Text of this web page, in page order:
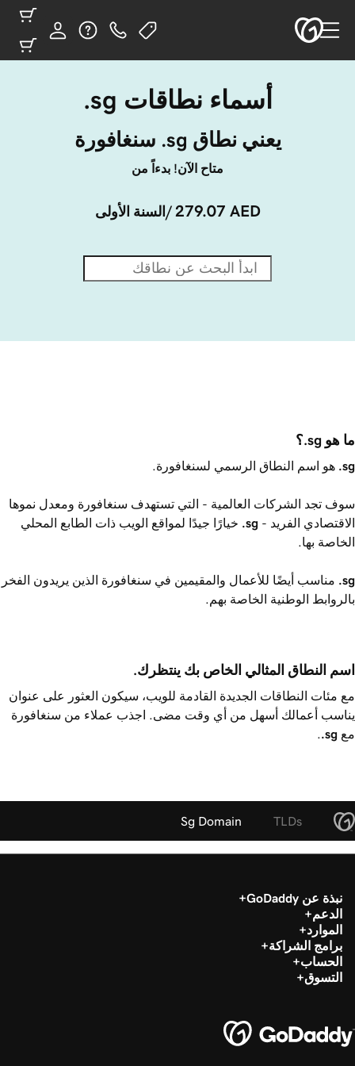
أسماء نطاقات ‎.sg
يعني نطاق ‎.sg سنغافورة
متاح الآن! بدءاً من
279.07 AED /السنة الأولى
ما هو ‎.sg؟
.sg هو اسم النطاق الرسمي لسنغافورة.
سوف تجد الشركات العالمية - التي تستهدف سنغافورة ومعدل نموها
الاقتصادي الفريد - .sg خيارًا جيدًا لمواقع الويب ذات الطابع المحلي
الخاصة بها.
.sg مناسب أيضًا للأعمال والمقيمين في سنغافورة الذين يريدون الفخر
بالروابط الوطنية الخاصة بهم.
اسم النطاق المثالي الخاص بك ينتظرك.
مع مئات النطاقات الجديدة القادمة للويب، سيكون العثور على عنوان
يناسب أعمالك أسهل من أي وقت مضى. اجذب عملاء من سنغافورة
مع .sg
TLDs
Sg Domain
نبذة عن GoDaddy
الدعم
الموارد
برامج الشراكة
الحساب
التسوق